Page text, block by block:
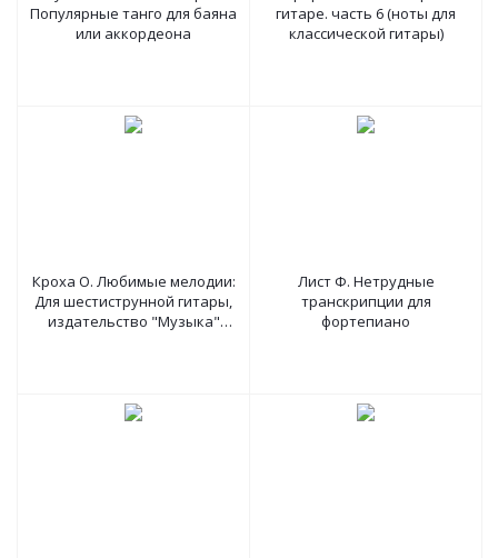
Популярные танго для баяна
или аккордеона
гитаре. часть 6 (ноты для
классической гитары)
Кроха О. Любимые мелодии:
Для шестиструнной гитары,
издательство "Музыка"
Лист Ф. Нетрудные
транскрипции для
фортепиано